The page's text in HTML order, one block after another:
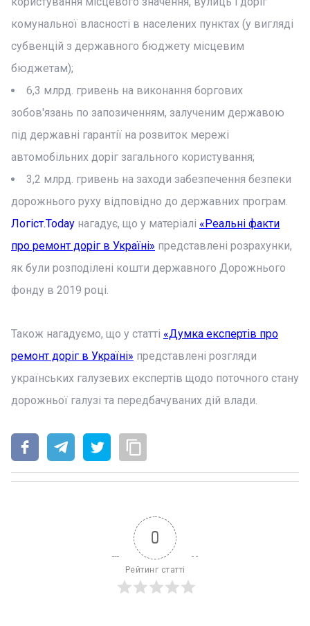
комунальної власності в населених пунктах (у вигляді
субвенцій з державного бюджету місцевим
бюджетам);
6,3 млрд. гривень на виконання боргових
зобов'язань по запозиченням, залученим державою
під державні гарантії на розвиток мережі
автомобільних доріг загального користування;
3,2 млрд. гривень на заходи забезпечення безпеки
дорожнього руху відповідно до державних програм.
Логіст.Today нагадує, що у матеріалі «Реальні факти
про ремонт доріг в Україні» представлені розрахунки,
як були розподілені кошти державного Дорожнього
фонду в 2019 році.
Також нагадуємо, що у статті «Думка експертів про
ремонт доріг в Україні» представлені розгляди
українських галузевих експертів щодо поточного стану
дорожньої галузі та передбачуваних дій влади.
0
Рейтинг статті